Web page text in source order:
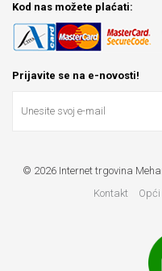
Kod nas možete plaćati:
Prijavite se na e-novosti!
© 2026 Internet trgovina
Kontakt